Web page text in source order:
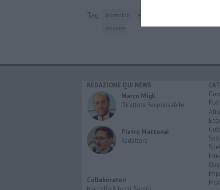
Tag piombino etruschi
unesco
REDAZIONE QUI NEWS
Marco Migli
Direttore Responsabile
Pietro Mattonai
Redattore
Collaboratori